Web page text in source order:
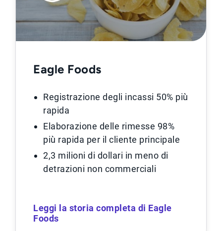
Eagle Foods
Registrazione degli incassi 50% più
rapida
Elaborazione delle rimesse 98%
più rapida per il cliente principale
2,3 milioni di dollari in meno di
detrazioni non commerciali
Leggi la storia completa di Eagle
Foods